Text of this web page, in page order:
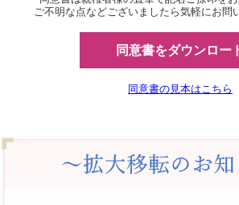
ご不明な点などございましたら気軽にお問
同意書をダウンロー
同意書の見本はこちら